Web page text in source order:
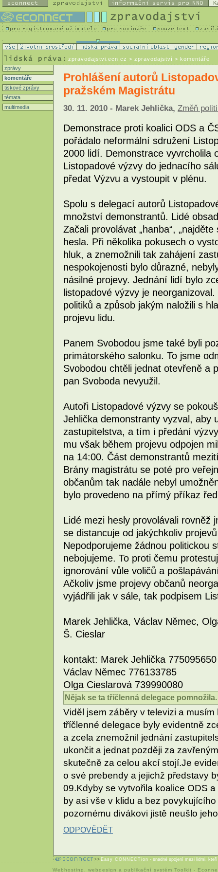
zpravodajstvi.ecn.cz > zpravodajství > komentáře
zprávy
komentáře
tiskové zprávy
témata
multimedia
Prohlášení autorů
pražském Magistrátu
30. 11. 2010 - Marek Jehlička, Změň
Demonstrace proti koalici ODS a
pořádalo neformální sdružení
2000 lidí. Demonstrace vyvrcholila
Listopadové výzvy do jednacího
předat Výzvu a vystoupit v plénu.
Spolu s delegací autorů
množství demonstrantů. Lidé
Začali provolávat „hanba“,
hesla. Při několika pokusech o
hluk, a znemožnili tak zahájení
nespokojenosti bylo důrazné,
násilné projevy. Jednání lidí bylo
listopadové výzvy je
politiků a způsob jakým naložili s
projevu lidu.
Panem Svobodou jsme také byli
primátorského salonku. To jsme
Svobodou chtěli jednat otevřeně a
pan Svoboda nevyužil.
Autoři Listopadové výzvy se
Jehlička demonstranty vyzval, aby
zastupitelstva, a tím i předání
mu však během projevu odpojen
na 14:00. Část demonstrantů
Brány magistrátu se poté pro
občanům tak nadále nebyl
bylo provedeno na přímý příkaz
Lidé mezi hesly provolávali rovněž
se distancuje od jakýchkoliv
Nepodporujeme žádnou politickou
nebojujeme. To proti čemu
ignorování vůle voličů a
Ačkoliv jsme projevy občanů
vyjádřili jak v sále, tak podpisem
Marek Jehlička, Václav Němec,
Š. Cieslar
kontakt: Marek Jehlička 775095650
Václav Němec 776133785
Olga Cieslarová 739990080
Nějak se ta tříčlenná delegace
Viděl jsem záběry v televizi a
tříčlenné delegace byly evidentně
a zcela znemožnil jednání
ukončit a jednat později za
skutečně za celou akcí stojí.Je
o své prebendy a jejichž představy
09.Kdyby se vytvořila koalice ODS
by asi vše v klidu a bez
pozornému divákovi jistě neušlo
ODPOVĚDĚT
Easy CONNECTion - snadné spojení mezi lidmi,
Webhosting webdesign a publikační systém Toolkit -